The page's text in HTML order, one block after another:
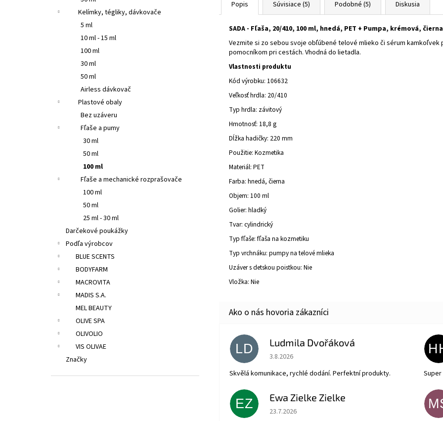
Kelímky, tégliky, dávkovače
5 ml
10 ml - 15 ml
100 ml
30 ml
50 ml
Airless dávkovač
Plastové obaly
Bez uzáveru
Fľaše a pumy
30 ml
50 ml
100 ml
Fľaše a mechanické rozprašovače
100 ml
50 ml
25 ml - 30 ml
Darčekové poukážky
Podľa výrobcov
BLUE SCENTS
BODYFARM
MACROVITA
MADIS S.A.
MEL BEAUTY
OLIVE SPA
OLIVOLIO
VIS OLIVAE
Značky
Popis Súvisiace (5) Podobné (5) Diskusia
SADA - Fľaša, 20/410, 100 ml, hnedá, PET + Pumpa, krémová,
Vezmite si zo sebou svoje obľúbené telové mlieko či sérum
pomocníkom pri cestách. Vhodná do lietadla.
Vlastnosti produktu
Kód výrobku: 106632
Veľkosť hrdla: 20/410
Typ hrdla: závitový
Hmotnosť: 18,8 g
Dĺžka hadičky: 220 mm
Použitie: Kozmetika
Materiál: PET
Farba: hnedá, čierna
Objem: 100 ml
Golier: hladký
Tvar: cylindrický
Typ fľaše: fľaša na kozmetiku
Typ vrchnáku: pumpy na telové mlieka
Uzáver s detskou poistkou: Nie
Vložka: Nie
LD Ludmila Dvořáková
Hodnotenie obchodu je 5 z 5 hviezdičiek.
3.8.2026
Skvělá komunikace, rychlé dodání. Perfektní produkty.
EZ Ewa Zielke Zielke
Hodnotenie obchodu je 5 z 5 hviezdičiek.
23.7.2026